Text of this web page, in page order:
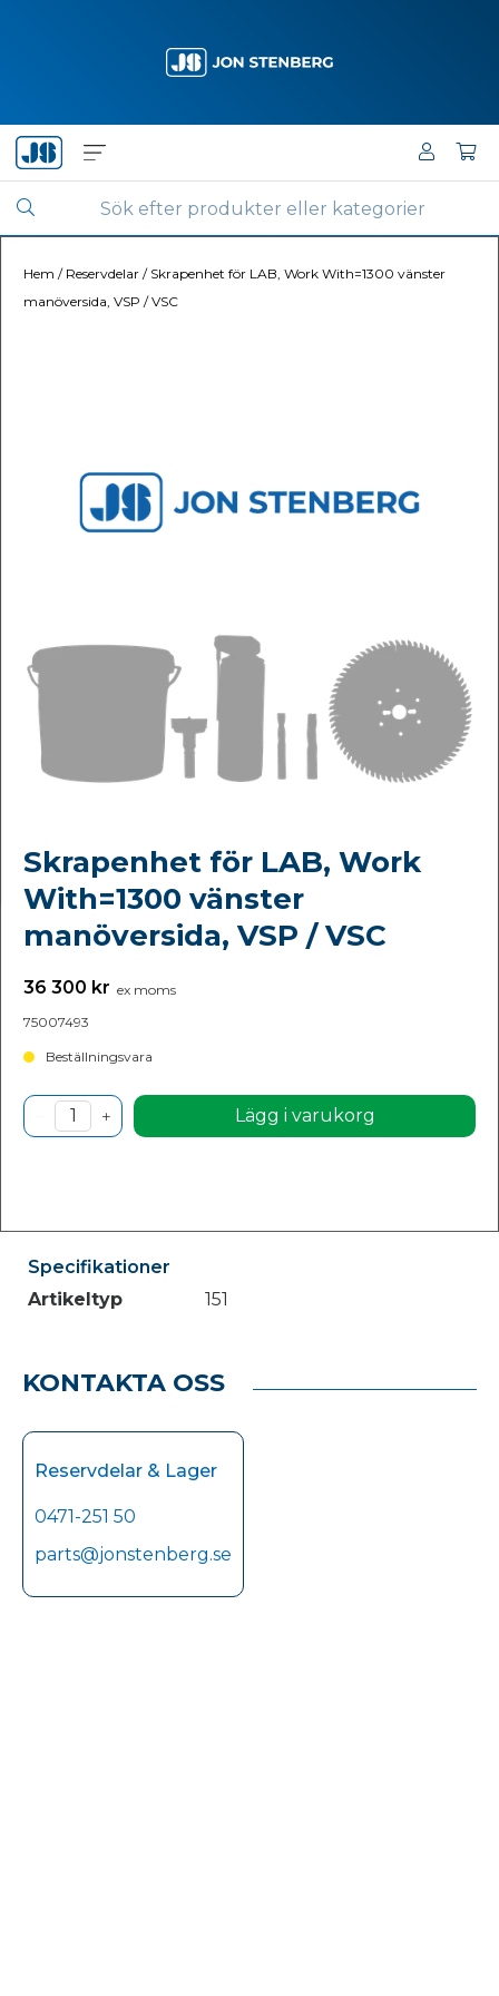
Hem / Reservdelar / Skrapenhet för LAB, Work With=1300 vänster
manöversida, VSP / VSC
Skrapenhet för LAB, Work
With=1300 vänster
manöversida, VSP / VSC
36 300 kr ex moms
75007493
Beställningsvara
Lägg i varukorg
Specifikationer
Artikeltyp
151
KONTAKTA OSS
Reservdelar & Lager
0471-251 50
parts@jonstenberg.se